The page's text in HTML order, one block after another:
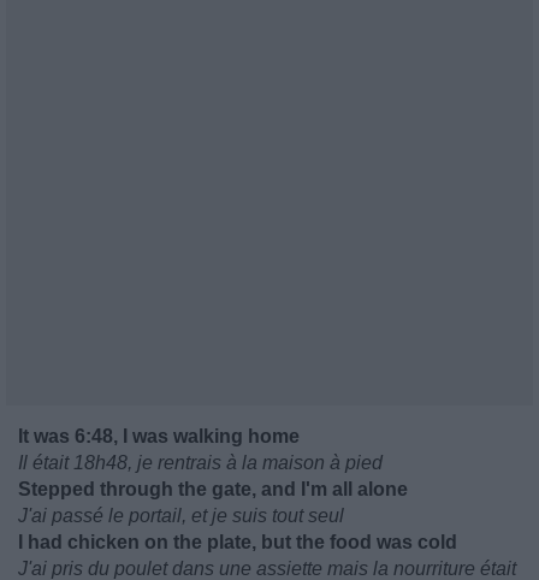
It was 6:48, I was walking home
Il était 18h48, je rentrais à la maison à pied
Stepped through the gate, and I'm all alone
J'ai passé le portail, et je suis tout seul
I had chicken on the plate, but the food was cold
J'ai pris du poulet dans une assiette mais la nourriture était